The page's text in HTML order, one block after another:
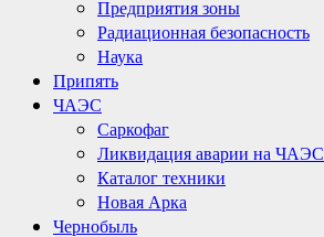
Предприятия зоны
Радиационная безопасность
Наука
Припять
ЧАЭС
Саркофаг
Ликвидация аварии на ЧАЭС
Каталог техники
Новая Арка
Чернобыль